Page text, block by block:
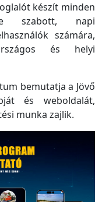
készít minden
szabott, napi
számára,
és helyi
bemutatja a Jövő
és weboldalát,
munka zajlik.